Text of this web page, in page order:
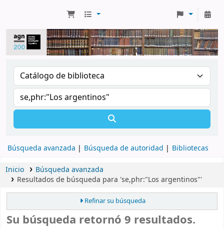
Búsqueda avanzada Búsqueda de autoridad Bibliotecas
Inicio
Búsqueda avanzada
Resultados de búsqueda para 'se,phr:"Los argentinos"'
Refinar su búsqueda
Su búsqueda retornó 9 resultados.